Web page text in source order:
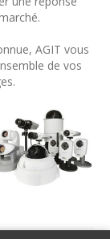
AGIT vous
de vos